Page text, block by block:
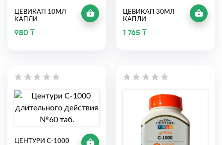
ЦЕВИКАП 10МЛ
КАПЛИ
980 ₸
ЦЕВИКАП 30МЛ
КАПЛИ
1 765 ₸
ЦЕНТУРИ С-1000